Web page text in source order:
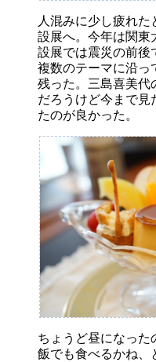
人混みに少し疲れた
設展へ。今年は関東
設展では震災の前後
複数のテーマに沿っ
残った。三島喜美代
だろうけど今まで見
たのが良かった。
ちょうど昼になった
飯でも食べるかね、